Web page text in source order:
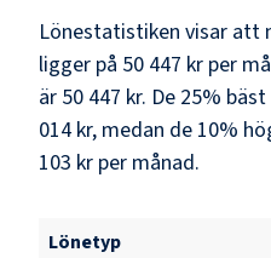
Lönestatistiken visar att
ligger på 50 447 kr per
är 50 447 kr. De 25%
014 kr, medan de 10%
103 kr per månad.
Lönetyp